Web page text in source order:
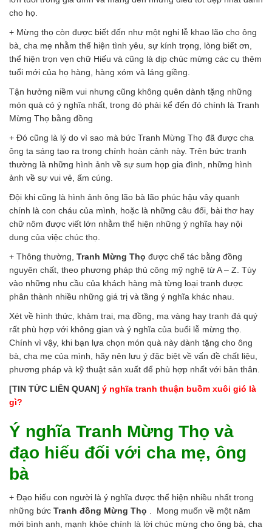
cho họ.
+ Mừng thọ còn được biết đến như một nghi lễ khao lão cho ông
bà, cha mẹ nhằm thể hiện tình yêu, sự kính trọng, lòng biết ơn,
thể hiện trọn vẹn chữ Hiếu và cũng là dịp chúc mừng các cụ thêm
tuổi mới của họ hàng, hàng xóm và láng giềng.
Tận hưởng niềm vui nhưng cũng không quên dành tặng những
món quà có ý nghĩa nhất, trong đó phải kể đến đó chính là Tranh
Mừng Thọ bằng đồng
+ Đó cũng là lý do vì sao mà bức Tranh Mừng Thọ đã được cha
ông ta sáng tạo ra trong chính hoàn cảnh này. Trên bức tranh
thường là những hình ảnh về sự sum họp gia đình, những hình
ảnh về sự vui vẻ, ấm cúng.
Đội khi cũng là hình ảnh ông lão bà lão phúc hậu vây quanh
chính là con cháu của mình, hoặc là những câu đối, bài thơ hay
chữ nôm được viết lớn nhằm thể hiện những ý nghĩa hay nội
dung của việc chúc thọ.
+ Thông thường, Tranh Mừng Thọ được chế tác bằng đồng
nguyên chất, theo phương pháp thủ công mỹ nghệ từ A – Z. Tùy
vào những nhu cầu của khách hàng mà từng loại tranh được
phân thành nhiều những giá trị và tầng ý nghĩa khác nhau.
Xét về hình thức, khảm trai, mạ đồng, mạ vàng hay tranh đá quý
rất phù hợp với không gian và ý nghĩa của buổi lễ mừng thọ.
Chính vì vậy, khi bạn lựa chọn món quà này dành tặng cho ông
bà, cha mẹ của mình, hãy nên lưu ý đặc biệt về vấn đề chất liệu,
phương pháp và kỹ thuật sản xuất để phù hợp nhất với bản thân.
[TIN TỨC LIÊN QUAN] ý nghĩa tranh thuận buồm xuôi gió là
gì?
Ý nghĩa Tranh Mừng Thọ và
đạo hiếu đối với cha mẹ, ông
bà
+ Đạo hiếu con người là ý nghĩa được thể hiện nhiều nhất trong
những bức Tranh đồng Mừng Thọ . Mong muốn về một năm
mới bình anh, mạnh khỏe chính là lời chúc mừng cho ông bà, cha